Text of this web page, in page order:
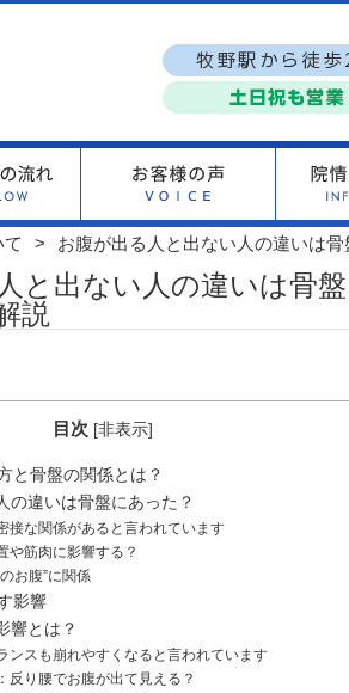
お腹が出る人と出ない人の違いは
と出ない人の違いは骨
説
目次 [非表示]
と骨盤の関係とは？
の違いは骨盤にあった？
接な関係があると言われています
や筋肉に影響する？
お腹”に関係
影響
響とは？
ンスも崩れやすくなると言われています
反り腰でお腹が出て見える？